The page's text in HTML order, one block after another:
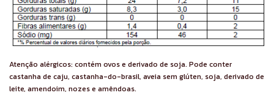
Atenção alérgicos: contém ovos e derivado de soja. Pode conter
castanha de caju, castanha-do-brasil, aveia sem glúten, soja, derivado de
leite, amendoim, nozes e amêndoas.